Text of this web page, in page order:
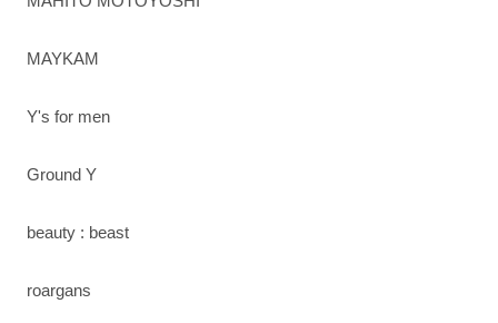
MAYKAM
Y's for men
Ground Y
beauty : beast
roargans